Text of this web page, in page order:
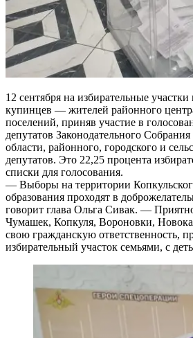
12 сентября на избирательные
купинцев — жителей районного
поселений, приняв участие в
депутатов Законодательного
области, районного, городского и
депутатов. Это 22,25 процента
списки для голосования.
— Выборы на территории
образования проходят в
говорит глава Ольга Сивак. —
Чумашек, Копкуля, Вороновки,
свою гражданскую ответственность,
избирательный участок семьями, с